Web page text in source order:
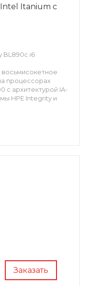
Itanium с
BL890c i6
процессорах
с архитектурой IA-
HPE Integrity и
вычислений.
Заказать